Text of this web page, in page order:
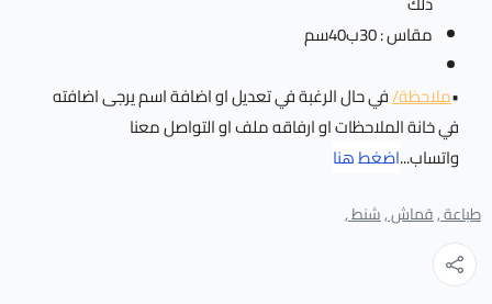
مقاس : 30ب40سم
•ملاحظة/في حال الرغبة في تعديل او اضافة اسم يرجى اضافته
في خانة الملاحظات او ارفاقه ملف او التواصل معنا
واتساب...اضغط هنا
طباعة ,قماش ,شنط ,